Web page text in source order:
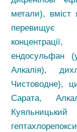
метали), вміст
перевищує
ендосульфан
Алкалія),
Чистоводне),
Сарата,